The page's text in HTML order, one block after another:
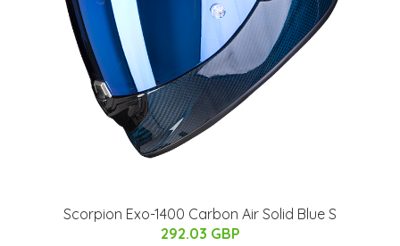
Scorpion Exo-1400 Carbon Air Solid Blue S
292.03 GBP